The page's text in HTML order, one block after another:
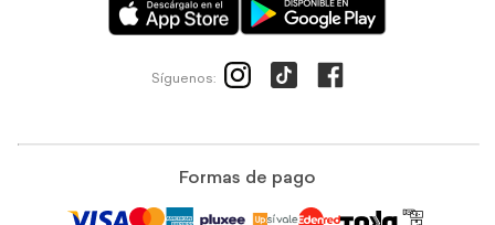
Síguenos:
Formas de pago